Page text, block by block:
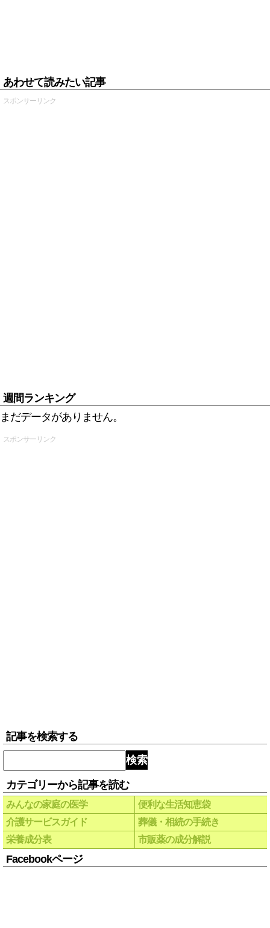
あわせて読みたい記事
スポンサーリンク
週間ランキング
まだデータがありません。
スポンサーリンク
記事を検索する
検索
カテゴリーから記事を読む
みんなの家庭の医学
便利な生活知恵袋
介護サービスガイド
葬儀・相続の手続き
栄養成分表
市販薬の成分解説
Facebookページ